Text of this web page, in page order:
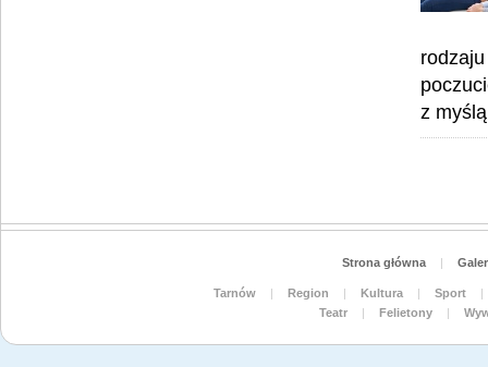
z
Strona główna |
Tarnów | Region | Kultura | Sport
|
Teatr
| Felietony |